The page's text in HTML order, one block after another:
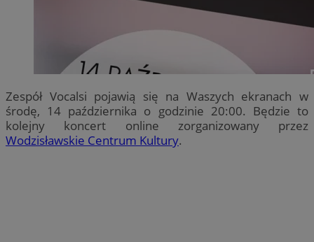
Zespół Vocalsi pojawią się na Waszych ekranach w
środę, 14 października o godzinie 20:00. Będzie to
kolejny koncert online zorganizowany przez
Wodzisławskie Centrum Kultury.